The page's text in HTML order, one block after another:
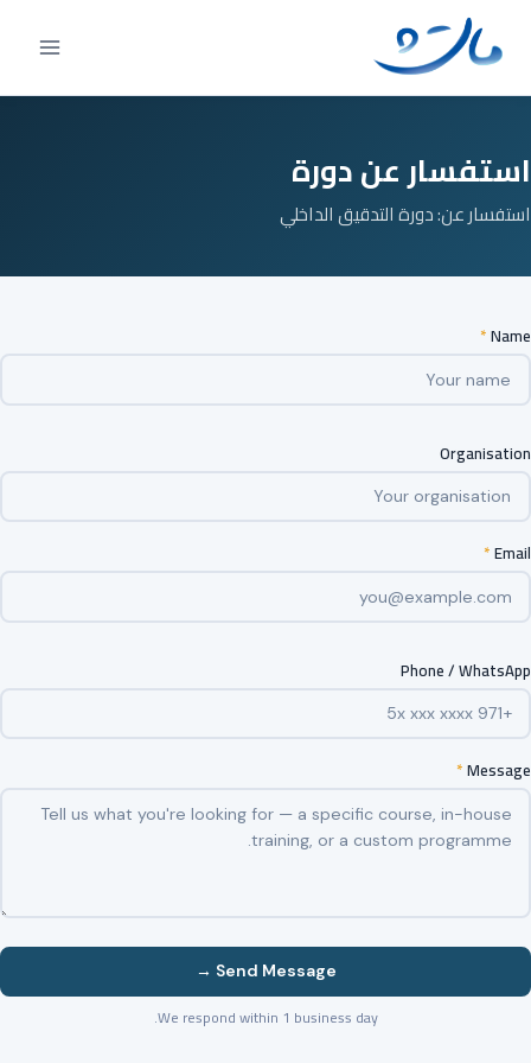
content
استفسار عن دورة
استفسار عن: دورة التدقيق الداخلي
Name
*
Organisation
Email
*
Phone / WhatsApp
Message
*
Send Message →
We respond within 1 business day.